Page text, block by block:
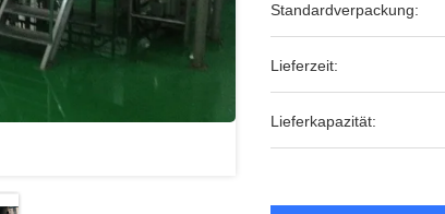
Standardverpackung:
Lieferzeit:
Lieferkapazität: